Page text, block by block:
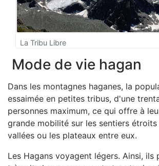
La Tribu Libre
Mode de vie hagan
Dans les montagnes haganes, la
essaimée en petites tribus, d'une
personnes maximum, ce qui offre à
grande mobilité sur les sentiers
vallées ou les plateaux entre eux.
Les Hagans voyagent légers. Ainsi, ils